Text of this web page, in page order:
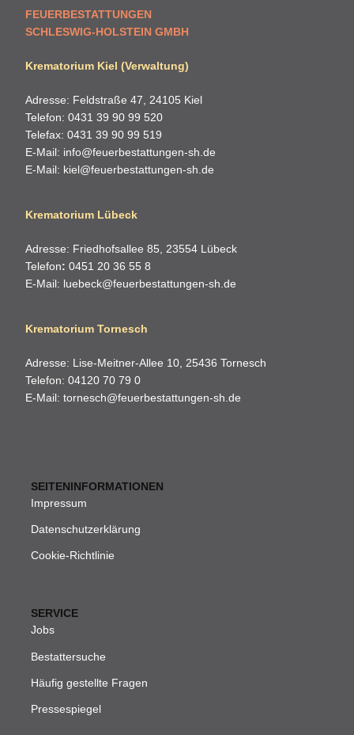
FEUERBESTATTUNGEN
SCHLESWIG-HOLSTEIN GMBH
Krematorium Kiel (Verwaltung)
Adresse: Feldstraße 47, 24105 Kiel
Telefon: 0431 39 90 99 520
Telefax: 0431 39 90 99 519
E-Mail: info@feuerbestattungen-sh.de
E-Mail: kiel@feuerbestattungen-sh.de
Krematorium Lübeck
Adresse: Friedhofsallee 85, 23554 Lübeck
Telefon: 0451 20 36 55 8
E-Mail: luebeck@feuerbestattungen-sh.de
Krematorium Tornesch
Adresse: Lise-Meitner-Allee 10, 25436 Tornesch
Telefon: 04120 70 79 0
E-Mail: tornesch@feuerbestattungen-sh.de
SEITENINFORMATIONEN
Impressum
Datenschutzerklärung
Cookie-Richtlinie
SERVICE
Jobs
Bestattersuche
Häufig gestellte Fragen
Pressespiegel